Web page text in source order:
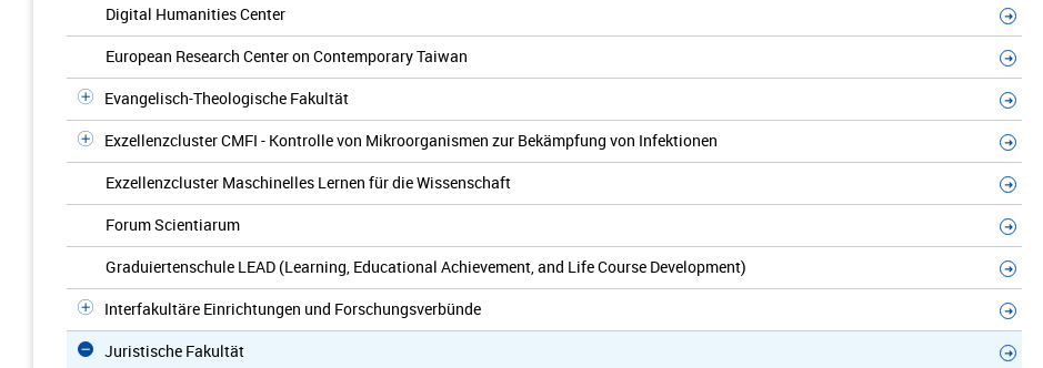
Digital Humanities Center
European Research Center on Contemporary Taiwan
Evangelisch-Theologische Fakultät
Exzellenzcluster CMFI - Kontrolle von Mikroorganismen zur Bekämpfung von Infektionen
Exzellenzcluster Maschinelles Lernen für die Wissenschaft
Forum Scientiarum
Graduiertenschule LEAD (Learning, Educational Achievement, and Life Course Development)
Interfakultäre Einrichtungen und Forschungsverbünde
Juristische Fakultät